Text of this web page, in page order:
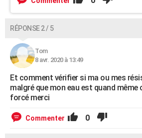
RÉPONSE 2 / 5
Tom
8 avr. 2020 à 13:49
Et comment vérifier si ma ou mes
malgré que mon eau est quand même
forcé merci
Commenter 0